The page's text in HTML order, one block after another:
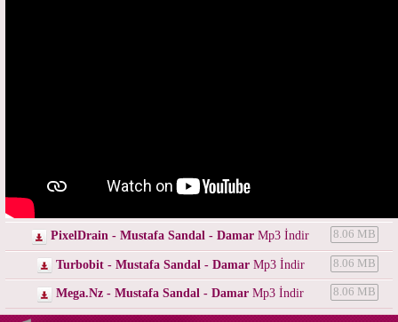
PixelDrain - Mustafa Sandal - Damar Mp3 İndir 8.06 MB
Turbobit - Mustafa Sandal - DamarMp3 İndir 8.06 MB
Mega.Nz - Mustafa Sandal - Damar Mp3 İndir 8.06 MB